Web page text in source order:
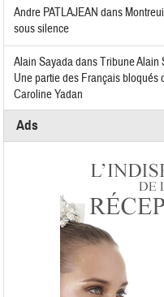
Andre PATLAJEAN dans
sous silence
Alain SayadadansTribune Alain
Une partie des Français bloqués
Caroline Yadan
Ads